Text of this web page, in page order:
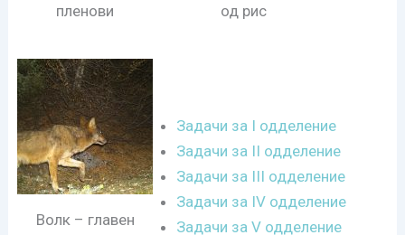
пленови
од рис
Волк – главен
Задачи за I одделение
Задачи за II одделение
Задачи за III одделение
Задачи за IV одделение
Задачи за V одделение